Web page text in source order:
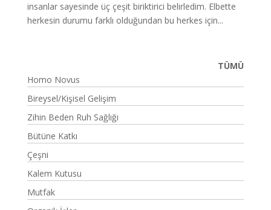
insanlar sayesinde üç çeşit biriktirici belirledim. Elbette
herkesin durumu farklı olduğundan bu herkes için...
TÜMÜ
Homo Novus
Bireysel/Kişisel Gelişim
Zihin Beden Ruh Sağlığı
Bütüne Katkı
Çeşni
Kalem Kutusu
Mutfak